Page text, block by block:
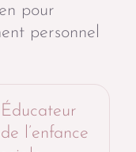
pour
personnel
Éducateur
l’enfance